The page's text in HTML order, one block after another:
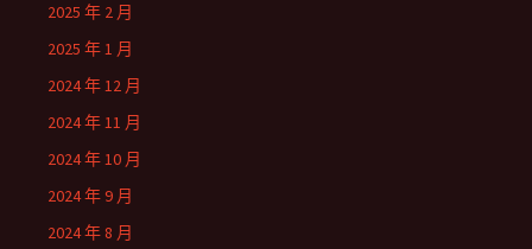
2025 年 2 月
2025 年 1 月
2024 年 12 月
2024 年 11 月
2024 年 10 月
2024 年 9 月
2024 年 8 月